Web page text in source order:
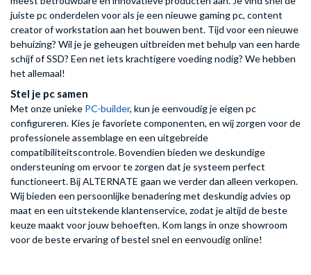
juiste pc onderdelen voor als je een nieuwe gaming pc, content
creator of workstation aan het bouwen bent. Tijd voor een nieuwe
behuizing? Wil je je geheugen uitbreiden met behulp van een harde
schijf of SSD? Een net iets krachtigere voeding nodig? We hebben
het allemaal!
Stel je pc samen
Met onze unieke PC-builder, kun je eenvoudig je eigen pc
configureren. Kies je favoriete componenten, en wij zorgen voor de
professionele assemblage en een uitgebreide
compatibiliteitscontrole. Bovendien bieden we deskundige
ondersteuning om ervoor te zorgen dat je systeem perfect
functioneert. Bij ALTERNATE gaan we verder dan alleen verkopen.
Wij bieden een persoonlijke benadering met deskundig advies op
maat en een uitstekende klantenservice, zodat je altijd de beste
keuze maakt voor jouw behoeften. Kom langs in onze showroom
voor de beste ervaring of bestel snel en eenvoudig online!